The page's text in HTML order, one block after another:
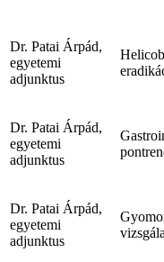
Dr. Patai Árpád,
egyetemi
adjunktus
Dr. Patai Árpád,
egyetemi
adjunktus
Dr. Patai Árpád,
egyetemi
adjunktus